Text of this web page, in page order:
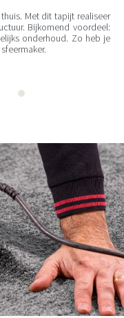
Met dit tapijt realiseer
Bijkomend voordeel:
onderhoud. Zo heb je